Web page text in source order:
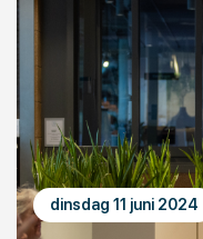
dinsdag 11 juni 2024